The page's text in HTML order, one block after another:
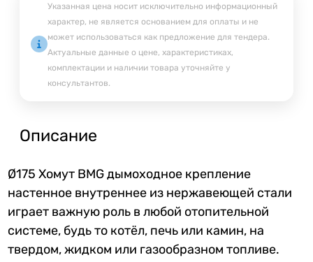
Указанная цена носит исключительно информационный
характер, не является основанием для оплаты и не
может использоваться как предложение для тендера.
Актуальные данные о цене, характеристиках,
комплектации и наличии товара уточняйте у
консультантов.
Описание
Ø175 Хомут BMG дымоходное крепление
настенное внутреннее из нержавеющей стали
играет важную роль в любой отопительной
системе, будь то котёл, печь или камин, на
твердом, жидком или газообразном топливе.